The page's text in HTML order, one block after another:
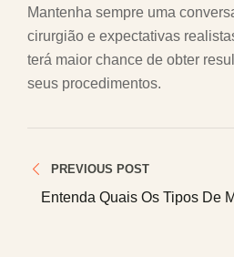
Mantenha sempre uma
cirurgião e expectativas
terá maior chance de obter
seus procedimentos.
de
PREVIOUS POST
Entenda Quais Os Tipos De